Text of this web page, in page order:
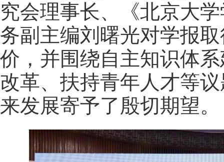
究会理事长、《北京大
务副主编刘曙光对学报
价，并围绕自主知识体
改革、扶持青年人才等
来发展寄予了殷切期望。